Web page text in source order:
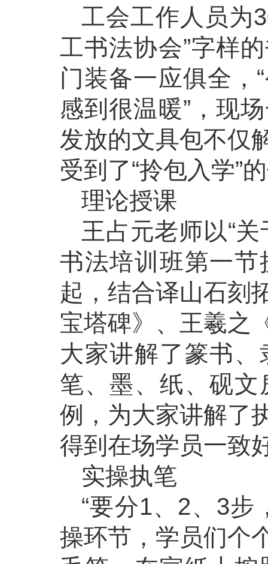
工会工作人员为
工书法协会”字样
门装备一应俱全，
感到很温暖”，现
发放的文具包不仅
受到了“拎包入学”
理论授课
王占元老师以“
书法培训班第一
起，结合译山石刻
宝塔碑》、王羲之
大家讲解了篆书
笔、墨、纸、砚
例，为大家讲解了
得到在场学员一致
实操执笔
“要分1、2、3步
操环节，学员们个